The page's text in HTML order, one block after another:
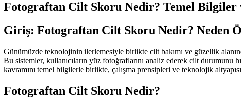
Fotograftan Cilt Skoru Nedir? Temel Bilgiler
Giriş: Fotograftan Cilt Skoru Nedir? Neden
Günümüzde teknolojinin ilerlemesiyle birlikte cilt bakımı ve güzellik
Bu sistemler, kullanıcıların yüz fotoğraflarını analiz ederek cilt
kavramını temel bilgilerle birlikte, çalışma prensipleri ve teknolojik
Fotograftan Cilt Skoru Nedir?